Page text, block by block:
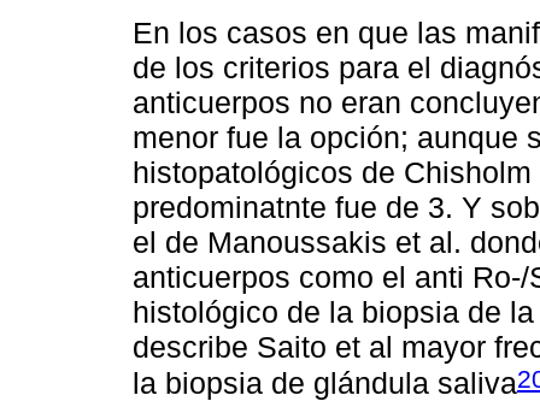
En los casos en que las
de los criterios para el
anticuerpos no eran
menor fue la opción; aunque
histopatológicos de
predominatnte fue de 3. Y
el de Manoussakis et al.
anticuerpos como el anti
histológico de la biopsia de
describe Saito et al mayor
la biopsia de glándula saliva